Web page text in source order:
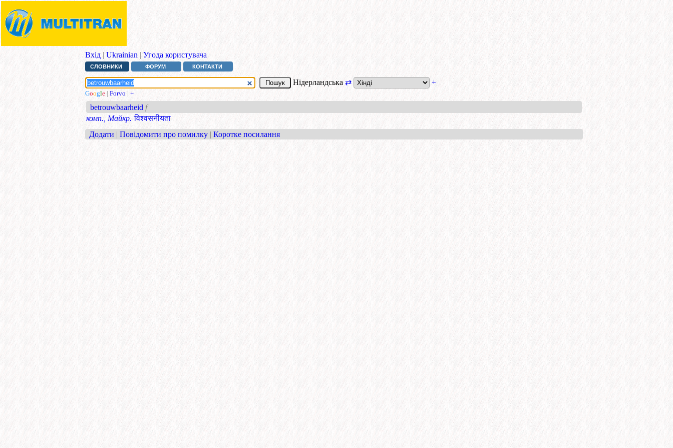
Вхід | Ukrainian | Угода користувача
СЛОВНИКИ ФОРУМ КОНТАКТИ
Нідерландська ⇄ +
Google | Forvo | +
betrouwbaarheid f
комп., Майкр. विश्वसनीयता
Додати | Повідомити про помилку | Коротке посилання